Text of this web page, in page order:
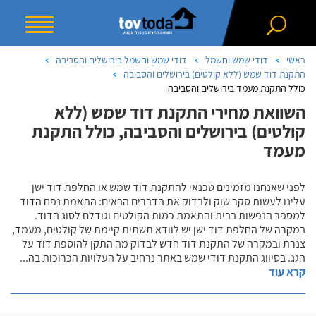
ראשי דודי שמש וחשמל
דודי שמש וחשמל בירושלים והסביבה
התקנת דוד שמש (ללא קולטים) בירושלים והסביבה
כולל התקנת מעמד בירושלים והסביבה
השוואת מחירי התקנת דוד שמש (ללא
קולטים) בירושלים והסביבה, כולל התקנת
מעמד
לפני שאנחנו מזמינים טכנאי להתקנת דוד שמש או החלפת דוד ישן
עלינו לעשות סקר שוק ולבדוק את הדברים הבאים: התאמת נפח הדוד
למספר הנפשות בבית והתאמת כמות הקולטים וגודלם לסוג הדוד.
במקרה של החלפת דוד ישן יש לוודא תשתית קיימת של קולטים, מעמד,
צנרת ובמקרה של התקנת דוד חדש לבדוק מה התקן להוספת דוד על
הגג. בסיווג התקנת דודי שמש באתר נרחיב על העלויות הכרוכות בה...
קרא עוד